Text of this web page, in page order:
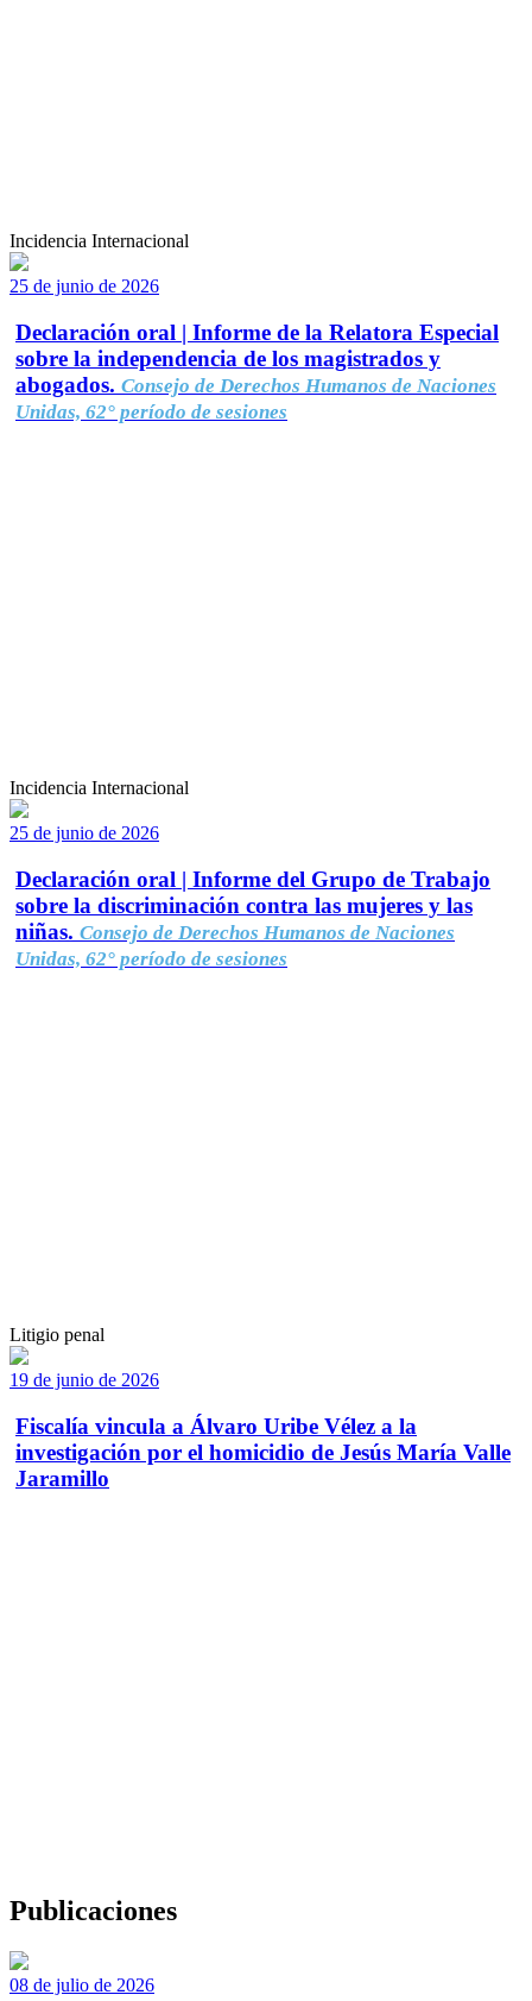
Incidencia Internacional
25 de junio de 2026
Declaración oral | Informe de la Relatora Especial
sobre la independencia de los magistrados y
abogados. Consejo de Derechos Humanos de Naciones
Unidas, 62° período de sesiones
Incidencia Internacional
25 de junio de 2026
Declaración oral | Informe del Grupo de Trabajo
sobre la discriminación contra las mujeres y las
niñas. Consejo de Derechos Humanos de Naciones
Unidas, 62° período de sesiones
Litigio penal
19 de junio de 2026
Fiscalía vincula a Álvaro Uribe Vélez a la
investigación por el homicidio de Jesús María Valle
Jaramillo
Publicaciones
08 de julio de 2026